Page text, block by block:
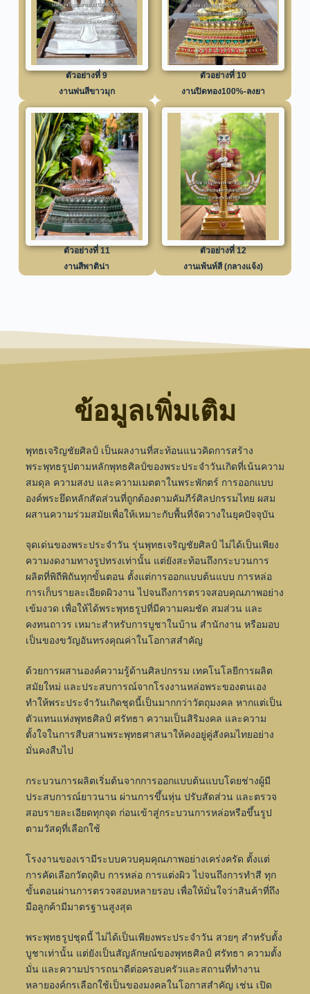
ตัวอย่างที่ 9
งานพ่นสีขาวมุก
ตัวอย่างที่ 10
งานปิดทอง100%-ลงยา
ตัวอย่างที่ 11
งานสีพาติน่า
ตัวอย่างที่ 12
งานเพ้นท์สี (กลางแจ้ง)
ข้อมูลเพิ่มเติม
พุทธเจริญชัยศิลป์ เป็นผลงานที่สะท้อนแนวคิดการสร้าง
พระพุทธรูปตามหลักพุทธศิลป์ของพระประจำวันเกิดที่เน้นความ
สมดุล ความสงบ และความเมตตาในพระพักตร์ การออกแบบ
องค์พระยึดหลักสัดส่วนที่ถูกต้องตามคัมภีร์ศิลปกรรมไทย ผสม
ผสานความร่วมสมัยเพื่อให้เหมาะกับพื้นที่จัดวางในยุคปัจจุบัน
จุดเด่นของพระประจำวัน รุ่นพุทธเจริญชัยศิลป์ ไม่ได้เป็นเพียง
ความงดงามทางรูปทรงเท่านั้น แต่ยังสะท้อนถึงกระบวนการ
ผลิตที่พิถีพิถันทุกขั้นตอน ตั้งแต่การออกแบบต้นแบบ การหล่อ
การเก็บรายละเอียดผิวงาน ไปจนถึงการตรวจสอบคุณภาพอย่าง
เข้มงวด เพื่อให้ได้พระพุทธรูปที่มีความคมชัด สมส่วน และ
คงทนถาวร เหมาะสำหรับการบูชาในบ้าน สำนักงาน หรือมอบ
เป็นของขวัญอันทรงคุณค่าในโอกาสสำคัญ
ด้วยการผสานองค์ความรู้ด้านศิลปกรรม เทคโนโลยีการผลิต
สมัยใหม่ และประสบการณ์จากโรงงานหล่อพระของตนเอง
ทำให้พระประจำวันเกิดชุดนี้เป็นมากกว่าวัตถุมงคล หากแต่เป็น
ตัวแทนแห่งพุทธศิลป์ ศรัทธา ความเป็นสิริมงคล และความ
ตั้งใจในการสืบสานพระพุทธศาสนาให้คงอยู่คู่สังคมไทยอย่าง
มั่นคงสืบไป
กระบวนการผลิตเริ่มต้นจากการออกแบบต้นแบบโดยช่างผู้มี
ประสบการณ์ยาวนาน ผ่านการขึ้นหุ่น ปรับสัดส่วน และตรวจ
สอบรายละเอียดทุกจุด ก่อนเข้าสู่กระบวนการหล่อหรือขึ้นรูป
ตามวัสดุที่เลือกใช้
โรงงานของเรามีระบบควบคุมคุณภาพอย่างเคร่งครัด ตั้งแต่
การคัดเลือกวัตถุดิบ การหล่อ การแต่งผิว ไปจนถึงการทำสี ทุก
ขั้นตอนผ่านการตรวจสอบหลายรอบ เพื่อให้มั่นใจว่าสินค้าที่ถึง
มือลูกค้ามีมาตรฐานสูงสุด
พระพุทธรูปชุดนี้ ไม่ได้เป็นเพียงพระประจำวัน สวยๆ สำหรับตั้ง
บูชาเท่านั้น แต่ยังเป็นสัญลักษณ์ของพุทธศิลป์ ศรัทธา ความตั้ง
มั่น และความปรารถนาดีต่อครอบครัวและสถานที่ทำงาน
หลายองค์กรเลือกใช้เป็นของมงคลในโอกาสสำคัญ เช่น เปิด